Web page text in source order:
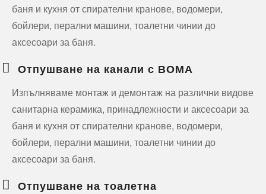
баня и кухня от спирателни кранове, водомери,
бойлери, перални машини, тоалетни чинии до
аксесоари за баня.
Отпушване на канали с ВОМА
Изпълняваме монтаж и демонтаж на различни видове
санитарна керамика, принадлежности и аксесоари за
баня и кухня от спирателни кранове, водомери,
бойлери, перални машини, тоалетни чинии до
аксесоари за баня.
Отпушване на тоалетна